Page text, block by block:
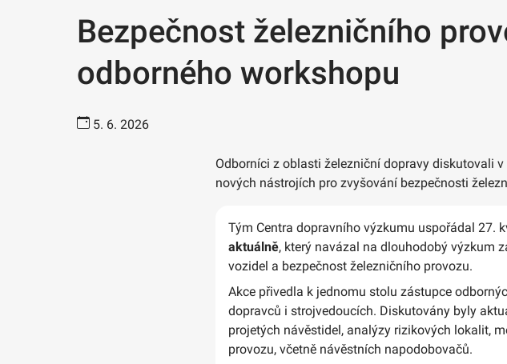
Bezpečnost železničního
odborného workshopu
5. 6. 2026
Odborníci z oblasti železniční dopravy diskutovali
nových nástrojích pro zvyšování bezpečnosti
Tým Centra dopravního výzkumu uspořádal 27.
aktuálně, který navázal na dlouhodobý výzkum
vozidel a bezpečnost železničního provozu.
Akce přivedla k jednomu stolu zástupce
dopravců i strojvedoucích. Diskutovány byly
projetých návěstidel, analýzy rizikových lokalit,
provozu, včetně návěstních napodobovačů.